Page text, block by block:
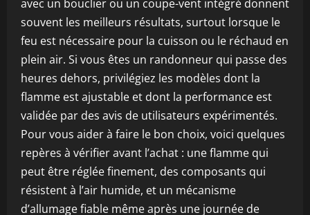
avec un bouclier ou un coupe-vent intégré donnent
souvent les meilleurs résultats, surtout lorsque le
feu est nécessaire pour la cuisson ou le réchaud en
plein air. Si vous êtes un randonneur qui passe des
heures dehors, privilégiez les modèles dont la
flamme est ajustable et dont la performance est
validée par des avis de utilisateurs expérimentés.
Pour vous aider à faire le bon choix, voici quelques
repères à vérifier avant l’achat : une flamme qui
peut être réglée finement, des composants qui
résistent à l’air humide, et un mécanisme
d’allumage fiable même après une journée de